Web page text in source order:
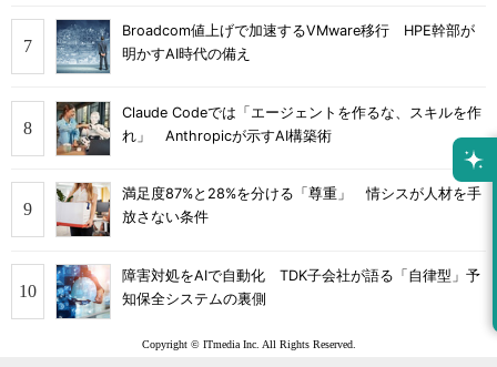
Broadcom値上げで加速するVMware移行 HPE幹部が
明かすAI時代の備え
Claude Codeでは「エージェントを作るな、スキルを作
れ」 Anthropicが示すAI構築術
満足度87%と28%を分ける「尊重」 情シスが人材を手
放さない条件
障害対処をAIで自動化 TDK子会社が語る「自律型」予
知保全システムの裏側
Copyright © ITmedia Inc. All Rights Reserved.